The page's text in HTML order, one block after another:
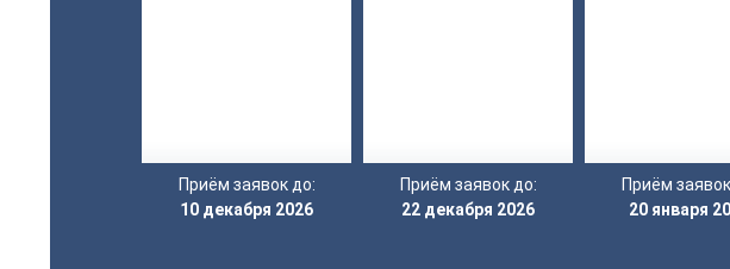
Приём заявок до:
10 декабря 2026
Приём заявок до:
22 декабря 2026
Приём
20 января